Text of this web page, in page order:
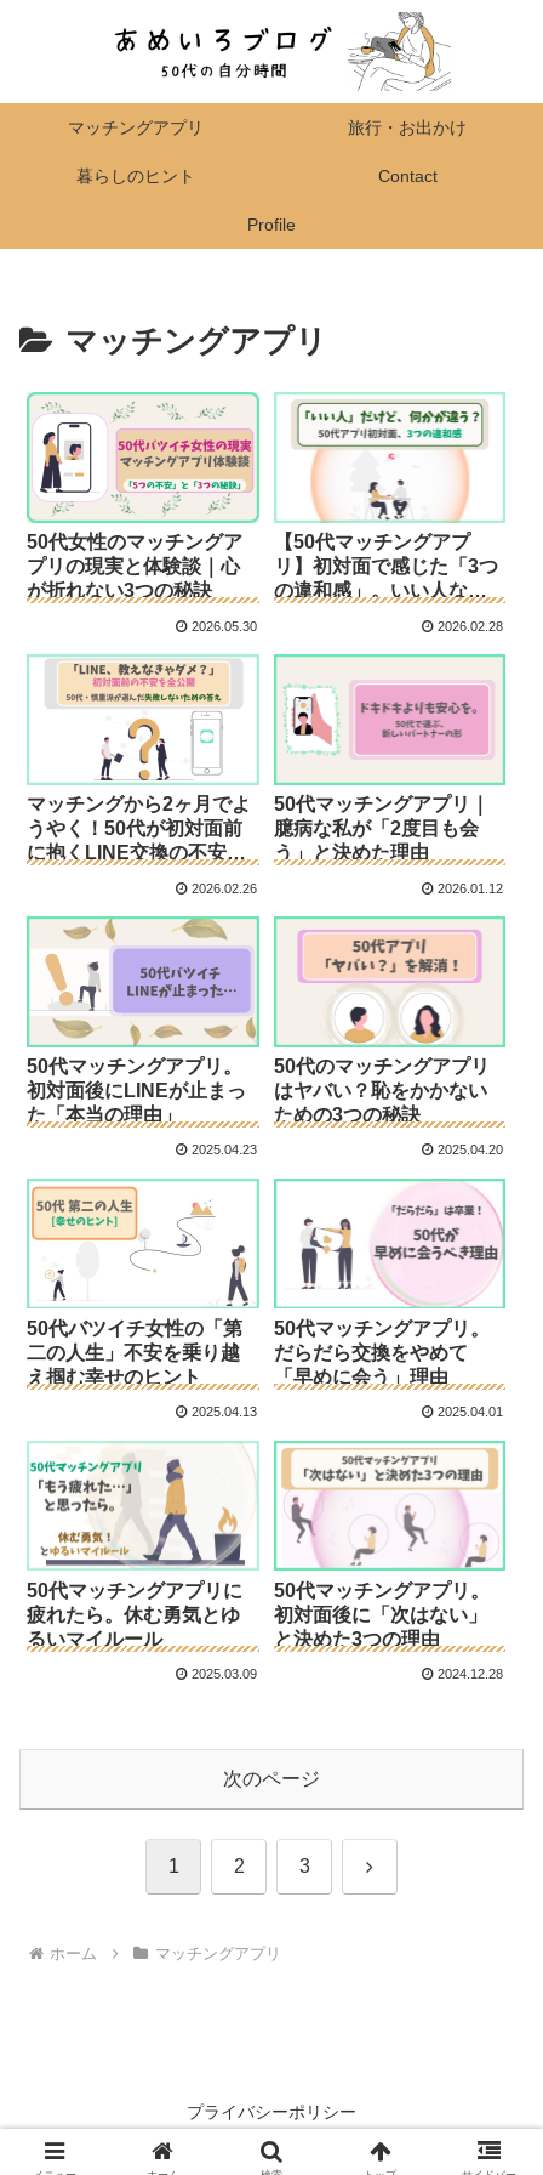
マッチングアプリ 旅行・お出かけ
暮らしのヒント Contact
Profile
マッチングアプリ
50代女性のマッチングア
プリの現実と体験談｜心
が折れない3つの秘訣
2026.05.30
【50代マッチングアプ
リ】初対面で感じた「3つ
の違和感」。いい人なの
2026.02.28
マッチングから2ヶ月でよ
うやく！50代が初対面前
に抱くLINE交換の不安と
2026.02.26
50代マッチングアプリ｜
臆病な私が「2度目も会
う」と決めた理由
2026.01.12
50代マッチングアプリ。
初対面後にLINEが止まっ
た「本当の理由」
2025.04.23
50代のマッチングアプリ
はヤバい？恥をかかない
ための3つの秘訣
2025.04.20
50代バツイチ女性の「第
二の人生」不安を乗り越
え掴む幸せのヒント
2025.04.13
50代マッチングアプリ。
だらだら交換をやめて
「早めに会う」理由
2025.04.01
50代マッチングアプリに
疲れたら。休む勇気とゆ
るいマイルール
2025.03.09
50代マッチングアプリ。
初対面後に「次はない」
と決めた3つの理由
2024.12.28
次のページ
1 2 3 次
ホーム マッチングアプリ
プライバシーポリシー
© 2024 あめいろブログ.